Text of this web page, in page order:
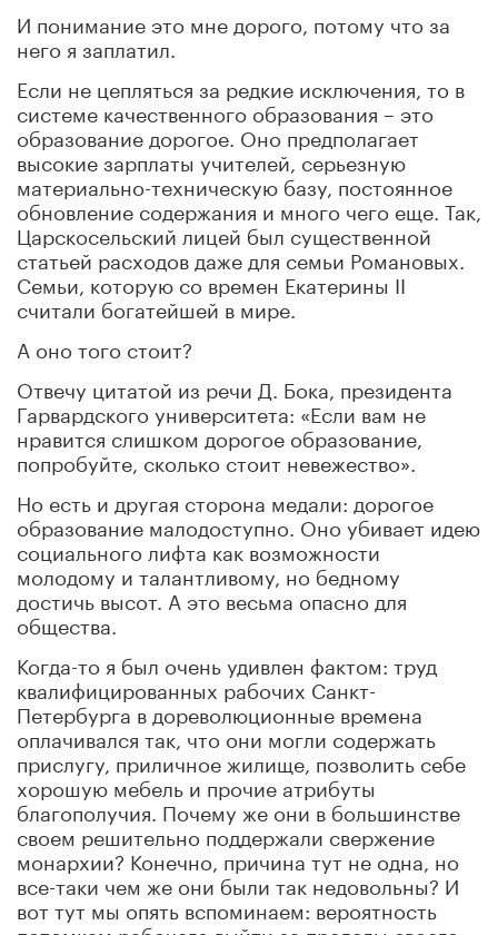
И понимание это мне дорого, потому что за
него я заплатил.
Если не цепляться за редкие исключения, то в
системе качественного образования – это
образование дорогое. Оно предполагает
высокие зарплаты учителей, серьезную
материально-техническую базу, постоянное
обновление содержания и много чего еще. Так,
Царскосельский лицей был существенной
статьей расходов даже для семьи Романовых.
Семьи, которую со времен Екатерины II
считали богатейшей в мире.
А оно того стоит?
Отвечу цитатой из речи Д. Бока, президента
Гарвардского университета: «Если вам не
нравится слишком дорогое образование,
попробуйте, сколько стоит невежество».
Но есть и другая сторона медали: дорогое
образование малодоступно. Оно убивает идею
социального лифта как возможности
молодому и талантливому, но бедному
достичь высот. А это весьма опасно для
общества.
Когда-то я был очень удивлен фактом: труд
квалифицированных рабочих Санкт-
Петербурга в дореволюционные времена
оплачивался так, что они могли содержать
прислугу, приличное жилище, позволить себе
хорошую мебель и прочие атрибуты
благополучия. Почему же они в большинстве
своем решительно поддержали свержение
монархии? Конечно, причина тут не одна, но
все-таки чем же они были так недовольны? И
вот тут мы опять вспоминаем: вероятность